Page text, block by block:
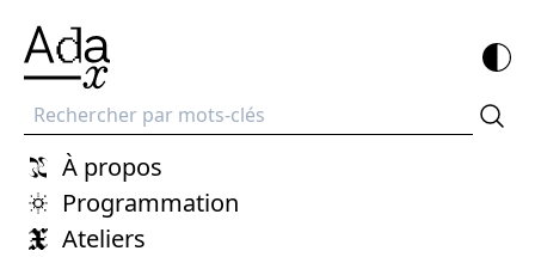
Recherche
À propos
Programmation
Ateliers